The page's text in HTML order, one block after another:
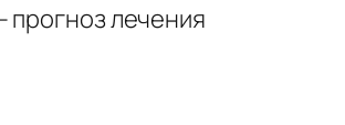
лечения